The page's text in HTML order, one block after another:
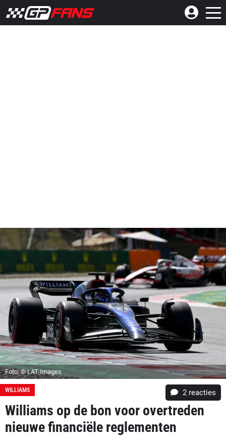
Foto: © LAT Images
WILLIAMS 2 reacties
Williams op de bon voor overtreden
nieuwe financiële reglementen